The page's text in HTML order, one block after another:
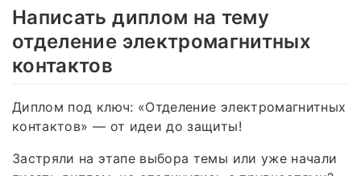
Написать диплом на тему
отделение электромагнитных
контактов
Диплом под ключ: «Отделение электромагнитных
контактов» — от идеи до защиты!
Застряли на этапе выбора темы или уже начали